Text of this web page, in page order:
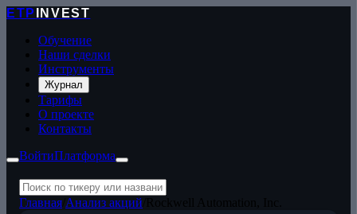
ETP
INVEST
Обучение
Наши сделки
Инструменты
Журнал
Тарифы
О проекте
Контакты
ВойтиПлатформа
Главная Анализ акций